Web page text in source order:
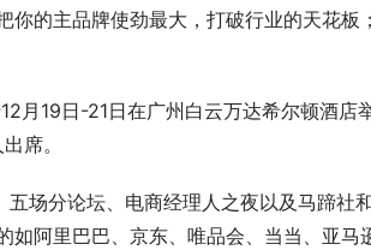
的主品牌使劲最大，打破行业的天花板；
月19日-21日在广州白云万达希尔顿酒店
席。
场分论坛、电商经理人之夜以及马蹄社
如阿里巴巴、京东、唯品会、当当、亚马